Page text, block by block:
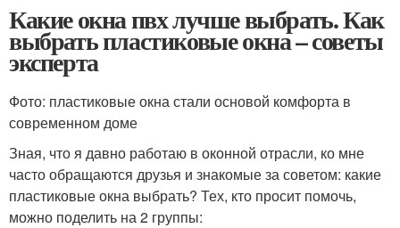
Какие окна пвх лучше выбрать. Как
выбрать пластиковые окна – советы
эксперта
Фото: пластиковые окна стали основой комфорта в
современном доме
Зная, что я давно работаю в оконной отрасли, ко мне
часто обращаются друзья и знакомые за советом: какие
пластиковые окна выбрать? Тех, кто просит помочь,
можно поделить на 2 группы: